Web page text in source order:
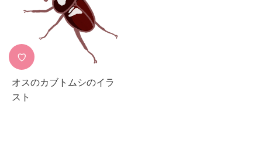
♡
オスのカブトムシのイラ
スト